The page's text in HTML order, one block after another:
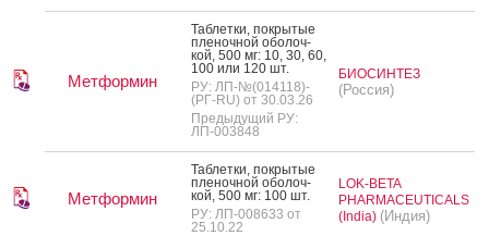
Метформин
Таб­летки, пок­ры­тые
пле­ноч­ной обо­лоч­
кой, 500 мг: 10, 30, 60,
100 или 120 шт.
РУ: ЛП-№(014118)-
(РГ-RU) от 30.03.26
Предыдущий РУ:
ЛП-003848
БИОСИНТЕЗ
(Россия)
Метформин
Таб­летки, пок­ры­тые
пле­ноч­ной обо­лоч­
кой, 500 мг: 100 шт.
РУ: ЛП-008633 от
25.10.22
LOK-BETA
PHARMACEUTICALS
(India) (Индия)